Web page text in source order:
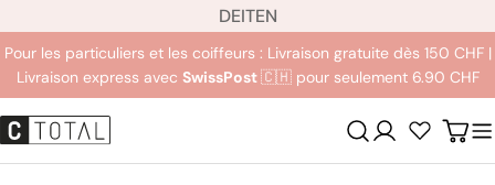
contenu
a
n
g
u
e
DE EN
IT
Pour les particuliers et les coiffeurs : Livraison gratuite dès 150 CHF |
Livraison express avec SwissPost🇨🇭 pour seulement 6.90 CHF
Se
connecter